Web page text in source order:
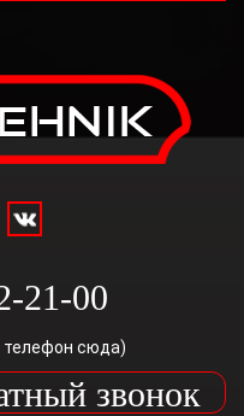
21-00
телефон сюда)
звонок